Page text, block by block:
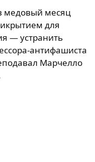
медовый месяц
для
— устранить
антифашиста
Марчелло